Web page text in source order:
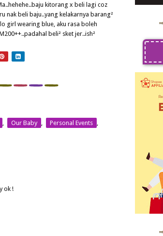
kitorang x beli lagi coz
nak beli baju..yang kelakarnya barang²
girl wearing blue, aku rasa boleh
beli² sket jer..ish²
, Our Baby , Personal Events ,
ok !